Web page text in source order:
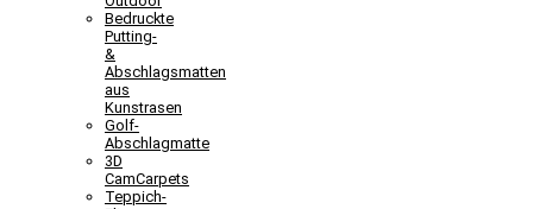
Bedruckte
Putting-
&
Abschlagsmatten
aus
Kunstrasen
Golf-
Abschlagmatte​
3D
CamCarpets
Teppich-